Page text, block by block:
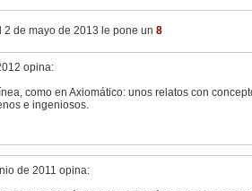
2 de mayo de 2013 le pone un 8
opina:
como en Axiomático: unos relatos con
e ingeniosos.
de 2011 opina: